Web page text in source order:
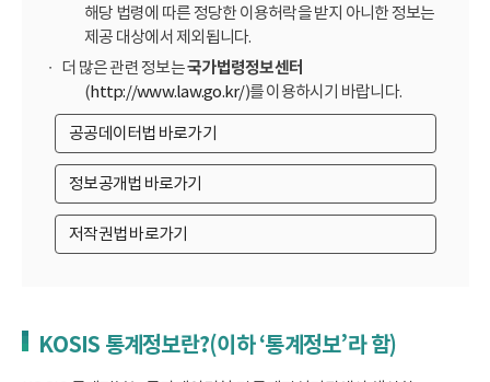
해당 법령에 따른 정당한 이용허락을 받지 아니한 정보는
제공 대상에서 제외됩니다.
더 많은 관련 정보는국가법령정보센터
(http://www.law.go.kr/)를 이용하시기 바랍니다.
공공데이터법 바로가기
정보공개법 바로가기
저작권법 바로가기
KOSIS 통계정보란?(이하 ‘통계정보’라 함)